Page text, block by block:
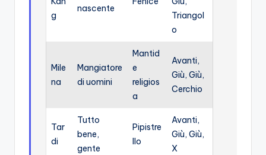
g
nascente
Triangol
o
Mile
na
Mangiatore
di uomini
Mantid
e
religios
a
Avanti,
Giù, Giù,
Cerchio
Tar
di
Tutto
bene,
gente
Pipistre
llo
Avanti,
Giù, Giù,
X